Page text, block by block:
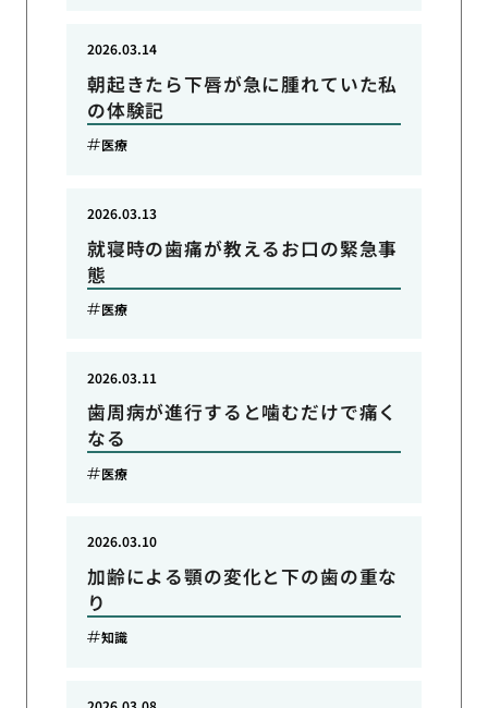
朝起きたら下唇が急に腫れていた私
の体験記
2026.03.14
医療
就寝時の歯痛が教えるお口の緊急事
態
2026.03.13
医療
歯周病が進行すると噛むだけで痛く
なる
2026.03.11
医療
加齢による顎の変化と下の歯の重な
り
2026.03.10
知識